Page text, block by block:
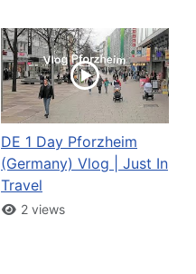
DE 1 Day Pforzheim
(Germany) Vlog | Just In
Travel
2 views